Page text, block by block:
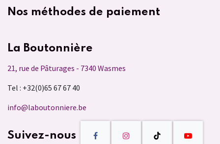
Nos méthodes de paiement
La Boutonnière
21, rue de Pâturages - 7340 Wasmes
Tel : +32(0)65 67 67 40
info@laboutonniere.be
Suivez-nous